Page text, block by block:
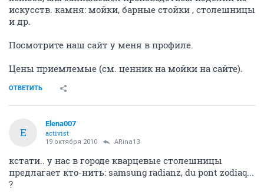
искусств. камня: мойки, барные стойки , столешницы
и др.
Посмотрите наш сайт у меня в профиле.
Цены приемлемые (см. ценник на мойки на сайте).
ОТВЕТИТЬ
E
Elena007
activist
19 октября 2010 ARina13
кстати.. у нас в городе кварцевые столешницы
предлагает кто-нить: samsung radianz, du pont zodiaq...
?